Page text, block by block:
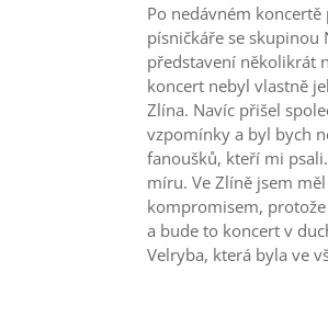
Po nedávném
písničkáře se skupinou
představení několikrát
koncert nebyl vlastně
Zlína. Navíc přišel
vzpomínky a byl bych
fanoušků, kteří mi
míru. Ve Zlíně jsem
kompromisem,
a bude to koncert v
Velryba, která byla ve